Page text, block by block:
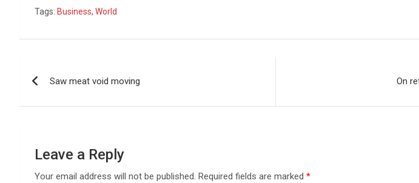
Tags: Business, World
navigation
Saw meat void moving On
Leave a Reply
Your email address will not be published. Required fields are marked *